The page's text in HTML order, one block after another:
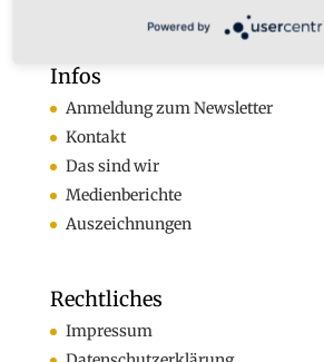
Infos
Anmeldung zum Newsletter
Kontakt
Das sind wir
Medienberichte
Auszeichnungen
Rechtliches
Impressum
Powered by